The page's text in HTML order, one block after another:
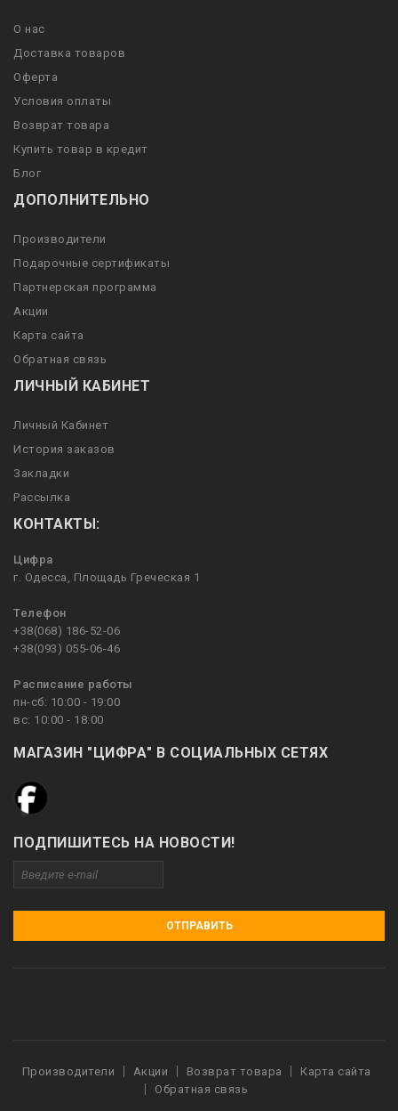
О нас
Доставка товаров
Оферта
Условия оплаты
Возврат товара
Купить товар в кредит
Блог
ДОПОЛНИТЕЛЬНО
Производители
Подарочные сертификаты
Партнерская программа
Акции
Карта сайта
Обратная связь
ЛИЧНЫЙ КАБИНЕТ
Личный Кабинет
История заказов
Закладки
Рассылка
КОНТАКТЫ:
Цифра
г. Одесса, Площадь Греческая 1
Телефон
+38(068) 186-52-06
+38(093) 055-06-46
Расписание работы
пн-сб: 10:00 - 19:00
вс: 10:00 - 18:00
МАГАЗИН "ЦИФРА" В СОЦИАЛЬНЫХ СЕТЯХ
ПОДПИШИТЕСЬ НА НОВОСТИ!
ОТПРАВИТЬ
Производители Акции Возврат товара
Карта сайта
Обратная связь